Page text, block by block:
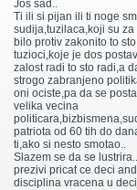
Jos sad..
Ti ili si pijan ili ti noge
sudija,tuzilaca,koji su
bilo protiv zakonito to
tuzioci,koje je dos
zalost radi to sto radi,a
strogo zabranjeno
oni ociste,pa da se
velika vecina
patriota od 60 tih do
ti,ako si nesto smotao..
Slazem se da se
prezivi pricat ce deci
disciplina vracena u